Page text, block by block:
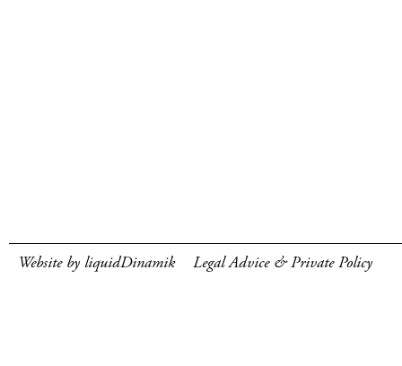
Website by liquidDinamik Legal Advice & Private Policy